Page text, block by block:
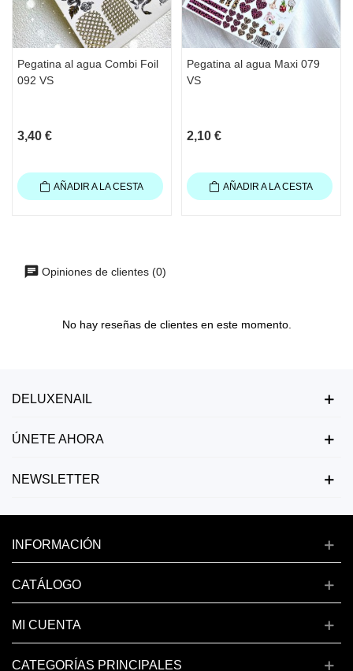
Pegatina al agua Combi Foil
092 VS
3,40 €
AÑADIR A LA CESTA
Pegatina al agua Maxi 079
VS
2,10 €
AÑADIR A LA CESTA
Opiniones de clientes (0)
No hay reseñas de clientes en este momento.
DELUXENAIL
ÚNETE AHORA
NEWSLETTER
INFORMACIÓN
CATÁLOGO
MI CUENTA
CATEGORÍAS PRINCIPALES